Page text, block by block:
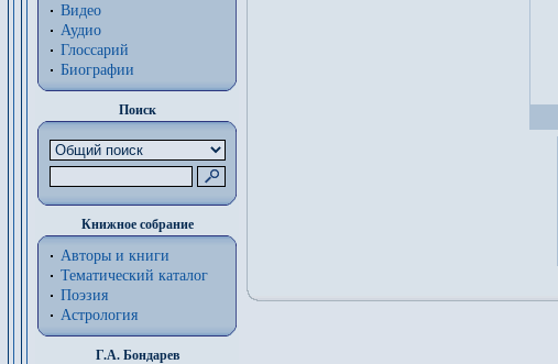
Видео
Аудио
Глоссарий
Биографии
Поиск
Книжное собрание
Авторы и книги
Тематический каталог
Поэзия
Астрология
Г.А. Бондарев